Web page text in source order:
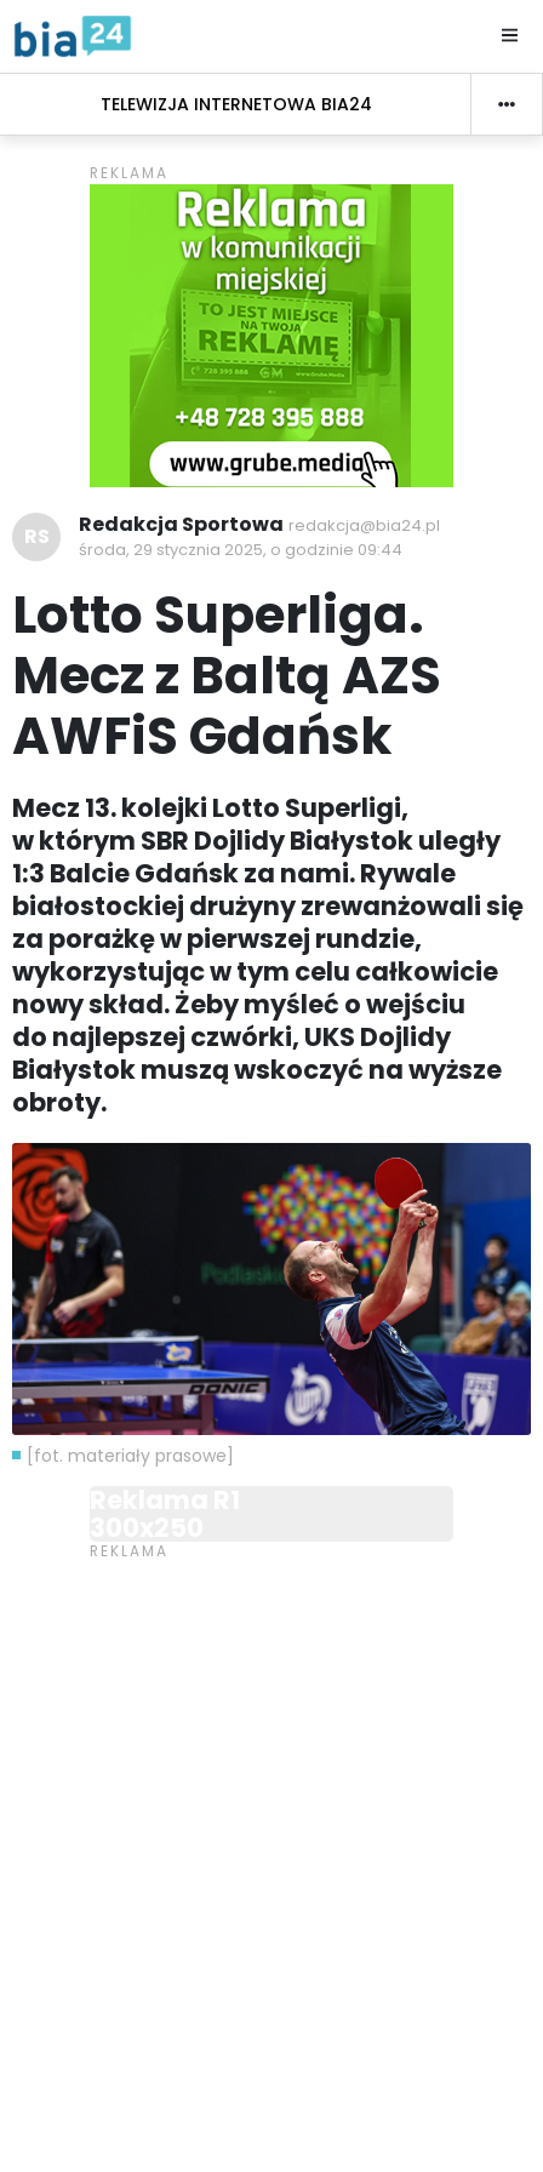
TELEWIZJA INTERNETOWA BIA24
RS Redakcja Sportowa redakcja@bia24.pl
środa, 29 stycznia 2025, o godzinie 09:44
Lotto Superliga.
Mecz z Baltą AZS
AWFiS Gdańsk
Mecz 13. kolejki Lotto Superligi,
w którym SBR Dojlidy Białystok uległy
1:3 Balcie Gdańsk za nami. Rywale
białostockiej drużyny zrewanżowali się
za porażkę w pierwszej rundzie,
wykorzystując w tym celu całkowicie
nowy skład. Żeby myśleć o wejściu
do najlepszej czwórki, UKS Dojlidy
Białystok muszą wskoczyć na wyższe
obroty.
[fot. materiały prasowe]